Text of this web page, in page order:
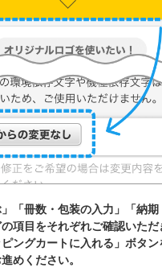
」「冊数・包装の入力」「納期
項目をそれぞれご確認いた
ングカートに入れる」ボタン
めください。